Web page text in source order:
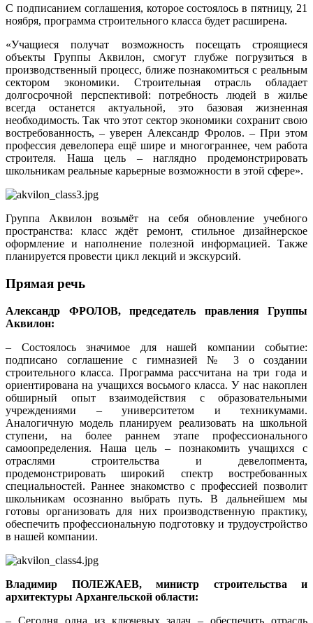
С подписанием соглашения, которое состоялось в пятницу, 21
ноября, программа строительного класса будет расширена.
«Учащиеся получат возможность посещать строящиеся
объекты Группы Аквилон, смогут глубже погрузиться в
производственный процесс, ближе познакомиться с реальным
сектором экономики. Строительная отрасль обладает
долгосрочной перспективой: потребность людей в жилье
всегда останется актуальной, это базовая жизненная
необходимость. Так что этот сектор экономики сохранит свою
востребованность, – уверен Александр Фролов. – При этом
профессия девелопера ещё шире и многограннее, чем работа
строителя. Наша цель – наглядно продемонстрировать
школьникам реальные карьерные возможности в этой сфере».
Группа Аквилон возьмёт на себя обновление учебного
пространства: класс ждёт ремонт, стильное дизайнерское
оформление и наполнение полезной информацией. Также
планируется провести цикл лекций и экскурсий.
Прямая речь
Александр ФРОЛОВ, председатель правления Группы
Аквилон:
– Состоялось значимое для нашей компании событие:
подписано соглашение с гимназией № 3 о создании
строительного класса. Программа рассчитана на три года и
ориентирована на учащихся восьмого класса. У нас накоплен
обширный опыт взаимодействия с образовательными
учреждениями – университетом и техникумами.
Аналогичную модель планируем реализовать на школьной
ступени, на более раннем этапе профессионального
самоопределения. Наша цель – познакомить учащихся с
отраслями строительства и девелопмента,
продемонстрировать широкий спектр востребованных
специальностей. Раннее знакомство с профессией позволит
школьникам осознанно выбрать путь. В дальнейшем мы
готовы организовать для них производственную практику,
обеспечить профессиональную подготовку и трудоустройство
в нашей компании.
Владимир ПОЛЕЖАЕВ, министр строительства и
архитектуры Архангельской области:
– Сегодня одна из ключевых задач – обеспечить отрасль